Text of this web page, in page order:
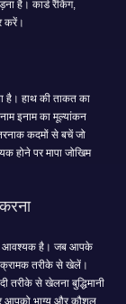
है। कार्ड रैंकिंग,
करें।
की ताकत का
इनाम का मूल्यांकन
है। जब आपके
तरीके से खेलें।
आपको भाग्य और कौशल